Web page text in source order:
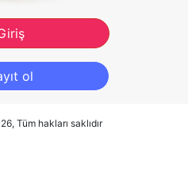
ol
Tüm hakları saklıdır